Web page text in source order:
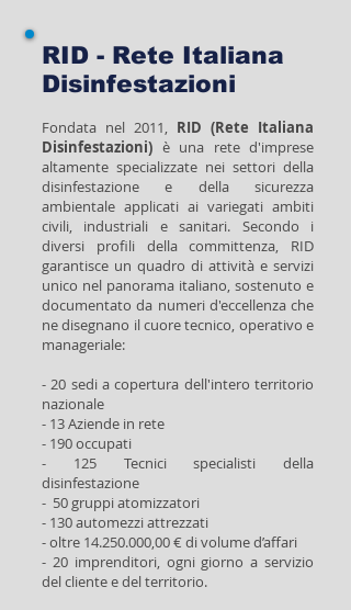
RID - Rete Italiana
Disinfestazioni
Fondata nel 2011, RID (Rete Italiana
Disinfestazioni) è una rete d'imprese
altamente specializzate nei settori della
disinfestazione e della sicurezza
ambientale applicati ai variegati ambiti
civili, industriali e sanitari. Secondo i
diversi profili della committenza, RID
garantisce un quadro di attività e servizi
unico nel panorama italiano, sostenuto e
documentato da numeri d'eccellenza che
ne disegnano il cuore tecnico, operativo e
manageriale:
- 20 sedi a copertura dell'intero territorio
nazionale
- 13 Aziende in rete
- 190 occupati
- 125 Tecnici specialisti della
disinfestazione
- 50 gruppi atomizzatori
- 130 automezzi attrezzati
- oltre 14.250.000,00 € di volume d’affari
- 20 imprenditori, ogni giorno a servizio
del cliente e del territorio.